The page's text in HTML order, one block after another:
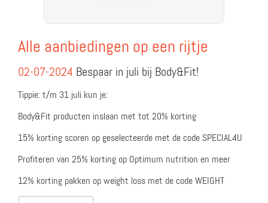
Alle aanbiedingen op een rijtje
02-07-2024 Bespaar in juli bij Body&Fit!
Tippie: t/m 31 juli kun je:
Body&Fit producten inslaan met tot 20% korting
15% korting scoren op geselecteerde met de code SPECIAL4U
Profiteren van 25% korting op Optimum nutrition en meer
12% korting pakken op weight loss met de code WEIGHT